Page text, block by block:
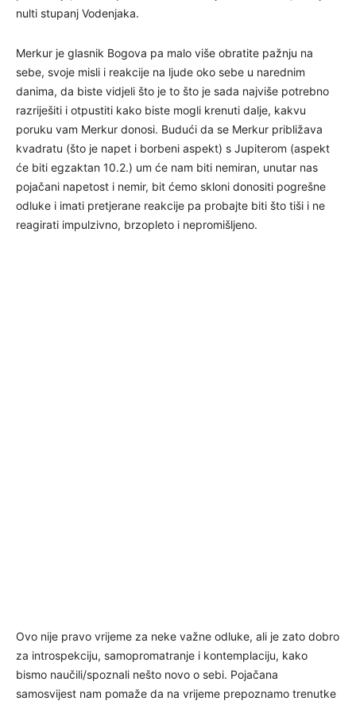
nulti stupanj Vodenjaka.
Merkur je glasnik Bogova pa malo više obratite pažnju na
sebe, svoje misli i reakcije na ljude oko sebe u narednim
danima, da biste vidjeli što je to što je sada najviše potrebno
razriješiti i otpustiti kako biste mogli krenuti dalje, kakvu
poruku vam Merkur donosi. Budući da se Merkur približava
kvadratu (što je napet i borbeni aspekt) s Jupiterom (aspekt
će biti egzaktan 10.2.) um će nam biti nemiran, unutar nas
pojačani napetost i nemir, bit ćemo skloni donositi pogrešne
odluke i imati pretjerane reakcije pa probajte biti što tiši i ne
reagirati impulzivno, brzopleto i nepromišljeno.
Ovo nije pravo vrijeme za neke važne odluke, ali je zato dobro
za introspekciju, samopromatranje i kontemplaciju, kako
bismo naučili/spoznali nešto novo o sebi. Pojačana
samosvijest nam pomaže da na vrijeme prepoznamo trenutke